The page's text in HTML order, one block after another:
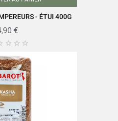
63g
- ÉTUI 400G
€
  